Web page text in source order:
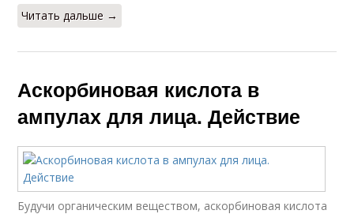
Читать дальше →
Аскорбиновая кислота в
ампулах для лица. Действие
Будучи органическим веществом, аскорбиновая кислота